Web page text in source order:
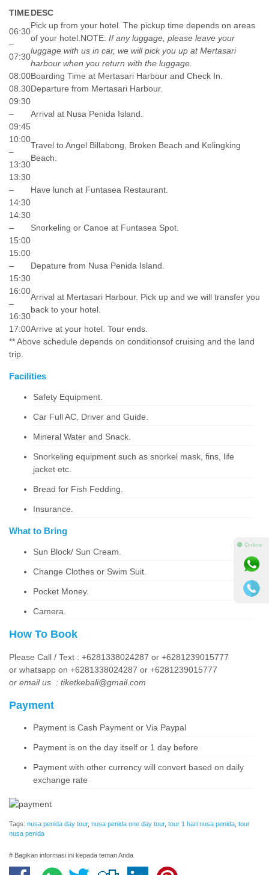
TIMEDESC
06:30
–
07:30
Pick up from your hotel. The pickup time depends on areas
of your hotel.NOTE: If any luggage, please leave your
luggage with us in car, we will pick you up at Mertasari
harbour when you return with the luggage.
08:00Boarding Time at Mertasari Harbour and Check In.
08.30Departure from Mertasari Harbour.
09:30
–
09:45
Arrival at Nusa Penida Island.
10:00
–
13:30
Travel to Angel Billabong, Broken Beach and Kelingking
Beach.
13:30
–
14:30
Have lunch at Funtasea Restaurant.
14:30
–
15:00
Snorkeling or Canoe at Funtasea Spot.
15:00
–
15:30
Depature from Nusa Penida Island.
16:00
–
16:30
Arrival at Mertasari Harbour. Pick up and we will transfer you
back to your hotel.
17:00Arrive at your hotel. Tour ends.
** Above schedule depends on conditionsof cruising and the land
trip.
Facilities
Safety Equipment.
Car Full AC, Driver and Guide.
Mineral Water and Snack.
Snorkeling equipment such as snorkel mask, fins, life
jacket etc.
Bread for Fish Fedding.
Insurance.
What to Bring
Sun Block/ Sun Cream.
Change Clothes or Swim Suit.
Pocket Money.
Camera.
How To Book
Please Call / Text : +6281338024287 or +6281239015777
or whatsapp on +6281338024287 or +6281239015777
or email us : tiketkebali@gmail.com
Payment
Payment is Cash Payment or Via Paypal
Payment is on the day itself or 1 day before
Payment with other currency will convert based on daily
exchange rate
Tags: nusa penida day tour, nusa penida one day tour, tour 1 hari nusa penida tour
nusa penida
# Bagikan informasi ini kepada teman Anda
⚫ Online